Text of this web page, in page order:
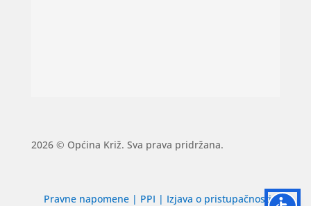
2026 © Općina Križ. Sva prava pridržana.
Pravne napomene | PPI | Izjava o pristupačnosti|